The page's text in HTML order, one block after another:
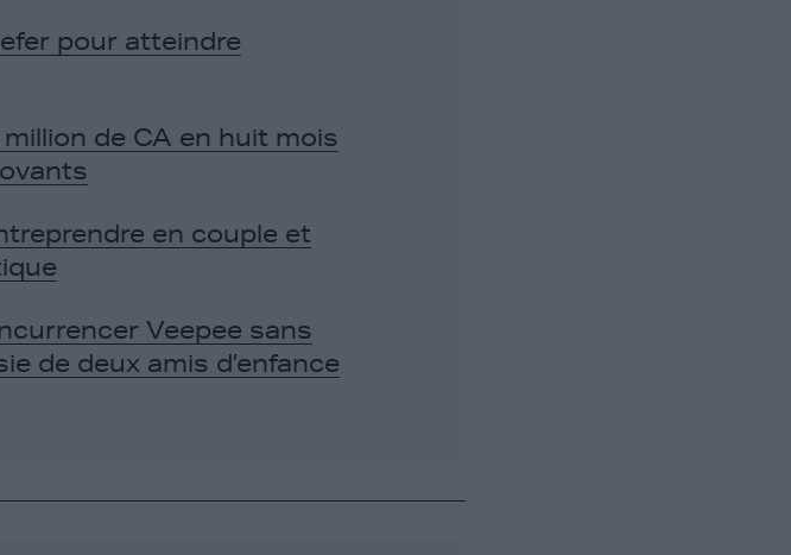
pour atteindre
de CA en huit mois
en couple et
Veepee sans
de deux amis d’enfance